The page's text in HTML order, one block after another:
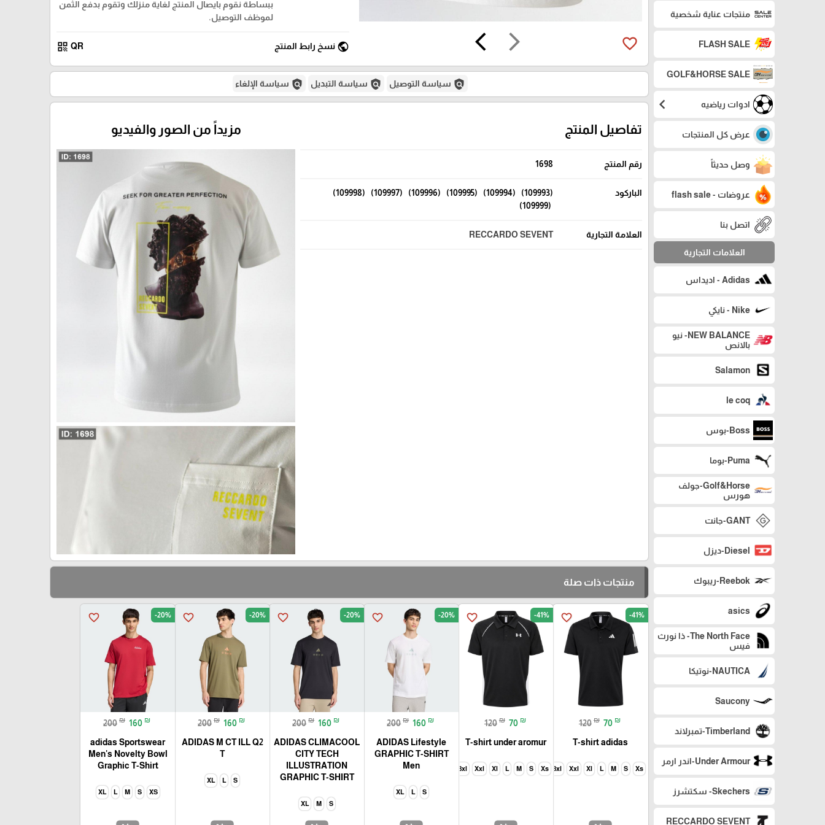
منتجات عناية شخصية
FLASH SALE
GOLF&HORSE SALE
ادوات رياضيه chevron_left
عرض كل المنتجات
وصل حديثاً
عروضات - flash sale
اتصل بنا
العلامات التجارية
Adidas - اديداس
Nike - نايكي
NEW BALANCE- نيو
بالانص
Salamon
le coq
Boss-بوس
Puma-بوما
Golf&Horse-جولف
هورس
GANT-جانت
Diesel-ديزل
Reebok-ريبوك
asics
The North Face- ذا نورث
فيس
NAUTICA-نوتيكا
Saucony
Timberland-تمبرلاند
Under Armour-اندر ارمر
Skechers- سكتشرز
RECCARDO SEVENT
arrow_forward_ios
arrow_back_ios favorite_border
ببساطة نقوم بايصال المنتج لغاية منزلك وتقوم بدفع الثمن
لموظف التوصيل.
public نسخ رابط المنتج QR
qr_code
policy سياسة التوصيل policy سياسة التبديل policy سياسة الإلغاء
تفاصيل المنتج
رقم المنتج 1698
الباركود
(109993) (109994) (109995) (109996) (109997) (109998)
(109999)
العلامة التجارية RECCARDO SEVENT
مزيداً من الصور والفيديو
منتجات ذات صلة
favorite_border -41%
120 ₪ 70 ₪
T-shirt adidas
Xs
S
M
L
Xl
Xxl
3xl
favorite_border -41%
120 ₪ 70 ₪
T-shirt under aromur
Xs
S
M
L
Xl
Xxl
3xl
favorite_border -20%
200 ₪ 160 ₪
ADIDAS Lifestyle
GRAPHIC T-SHIRT
Men
S
L
XL
favorite_border -20%
200 ₪ 160 ₪
ADIDAS CLIMACOOL
CITY TECH
ILLUSTRATION
GRAPHIC T-SHIRT
S
M
XL
favorite_border -20%
200 ₪ 160 ₪
ADIDAS M CT ILL Q2
T
S
L
XL
favorite_border -20%
200 ₪ 160 ₪
adidas Sportswear
Men's Novelty Bowl
Graphic T-Shirt
XS
S
M
L
XL